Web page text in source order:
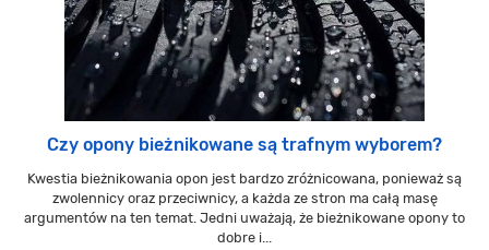
Czy opony bieżnikowane są trafnym wyborem?
Kwestia bieżnikowania opon jest bardzo zróżnicowana, ponieważ są
zwolennicy oraz przeciwnicy, a każda ze stron ma całą masę
argumentów na ten temat. Jedni uważają, że bieżnikowane opony to
dobre i...